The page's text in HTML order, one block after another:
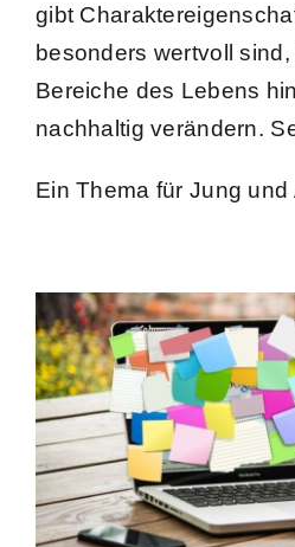
gibt
besonders wertvoll
Bereiche des Lebens
nachhaltig verändern.
Ein Thema für Jung und